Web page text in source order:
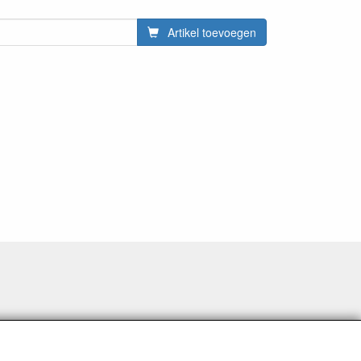
Artikel toevoegen